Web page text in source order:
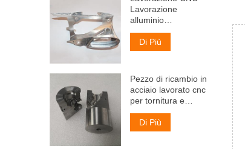
Lavorazione
alluminio
Lavorazione
alluminio Servizio di
lavorazione CNC
Di Più
Pezzo di ricambio in
acciaio lavorato cnc
per tornitura e
fresatura non
standard
Di Più